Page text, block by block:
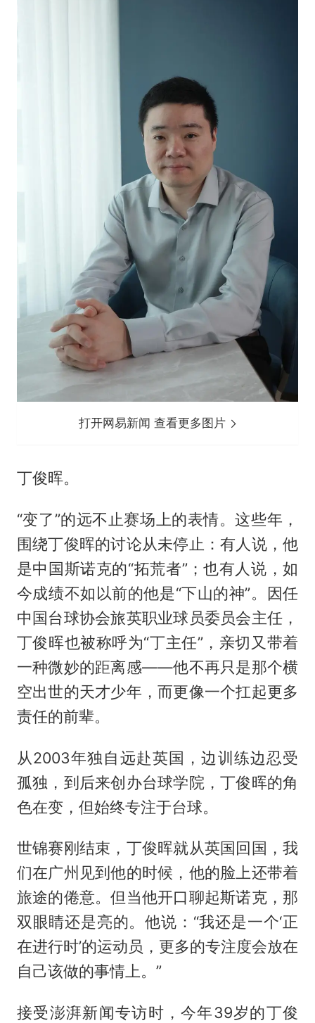
打开网易新闻 查看更多图片
丁俊晖。
“变了”的远不止赛场上的表情。这些年，
围绕丁俊晖的讨论从未停止：有人说，他
是中国斯诺克的“拓荒者”；也有人说，如
今成绩不如以前的他是“下山的神”。因任
中国台球协会旅英职业球员委员会主任，
丁俊晖也被称呼为“丁主任”，亲切又带着
一种微妙的距离感——他不再只是那个横
空出世的天才少年，而更像一个扛起更多
责任的前辈。
从2003年独自远赴英国，边训练边忍受
孤独，到后来创办台球学院，丁俊晖的角
色在变，但始终专注于台球。
世锦赛刚结束，丁俊晖就从英国回国，我
们在广州见到他的时候，他的脸上还带着
旅途的倦意。但当他开口聊起斯诺克，那
双眼睛还是亮的。他说：“我还是一个‘正
在进行时’的运动员，更多的专注度会放在
自己该做的事情上。”
接受澎湃新闻专访时，今年39岁的丁俊